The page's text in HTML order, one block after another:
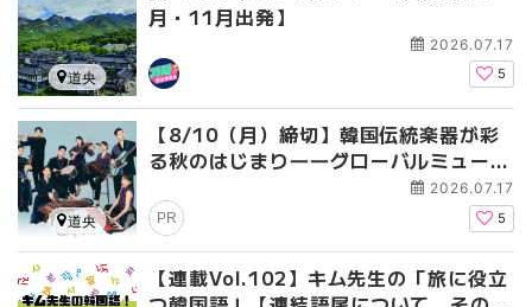
月・11月出発】
2026.07.17
5
道央
【8/10（月）締切】韓国伝統楽器が彩
る秋のはじまり――グローバルミュージ
ックバンド「GENA」札幌公演に無料ご
招待！
2026.07.17
PR 5
道央
【連載Vol.102】キム先生の「旅に役立